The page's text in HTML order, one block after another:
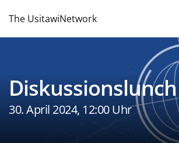
The UsitawiNetwork
Diskussionslunch
30. April 2024, 12:00 Uhr